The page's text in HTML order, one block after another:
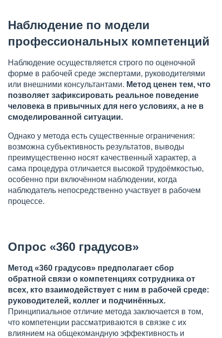
Наблюдение по модели
профессиональных компетенций
Наблюдение осуществляется строго по оценочной
форме в рабочей среде экспертами, руководителями
или внешними консультантами. Метод ценен тем, что
позволяет зафиксировать реальное поведение
человека в привычных для него условиях, а не в
смоделированной ситуации.
Однако у метода есть существенные ограничения:
возможна субъективность результатов, выводы
преимущественно носят качественный характер, а
сама процедура отличается высокой трудоёмкостью,
особенно при включённом наблюдении, когда
наблюдатель непосредственно участвует в рабочем
процессе.
Опрос «360 градусов»
Метод «360 градусов» предполагает сбор
обратной связи о компетенциях сотрудника от
всех, кто взаимодействует с ним в рабочей среде:
руководителей, коллег и подчинённых.
Принципиальное отличие метода заключается в том,
что компетенции рассматриваются в связке с их
влиянием на общекомандную эффективность и